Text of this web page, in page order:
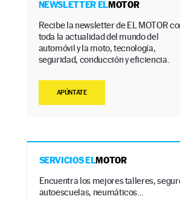
NEWSLETTER ELMOTOR
Recibe la newsletter de EL MOTOR
toda la actualidad del mundo del
automóvil y la moto, tecnología,
seguridad, conducción y eficiencia.
APÚNTATE
SERVICIOS ELMOTOR
Encuentra los mejores talleres,
autoescuelas, neumáticos…